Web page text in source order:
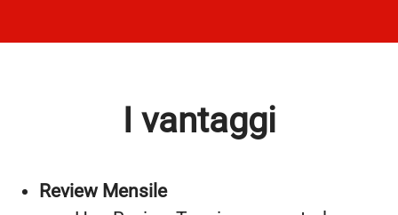
I vantaggi
Review Mensile